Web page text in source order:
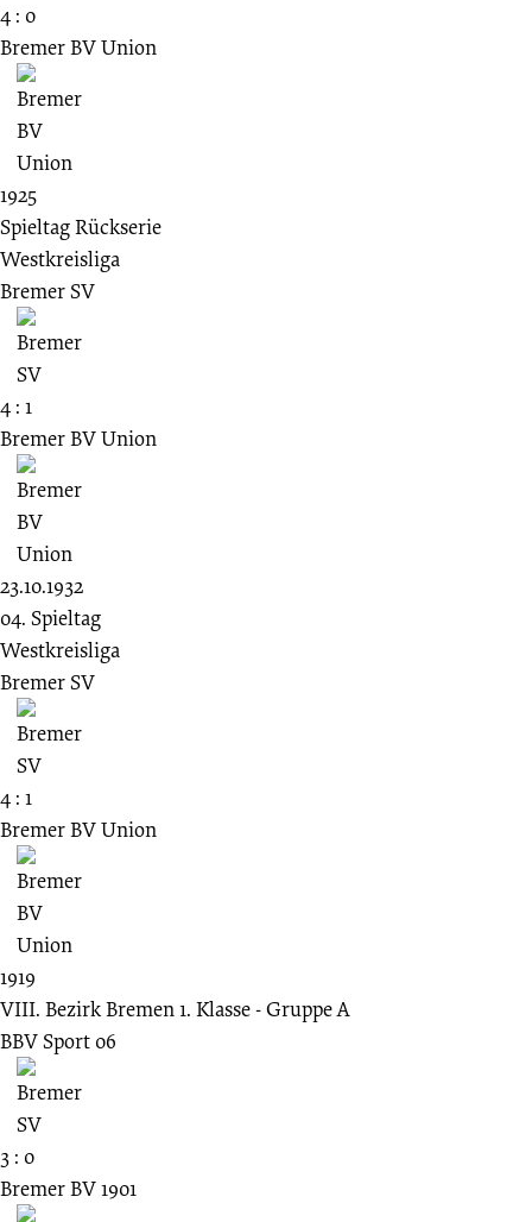
4 : 0
Bremer BV Union
1925
Spieltag Rückserie
Westkreisliga
Bremer SV
4 : 1
Bremer BV Union
23.10.1932
04. Spieltag
Westkreisliga
Bremer SV
4 : 1
Bremer BV Union
1919
VIII. Bezirk Bremen 1. Klasse - Gruppe A
BBV Sport 06
3 : 0
Bremer BV 1901